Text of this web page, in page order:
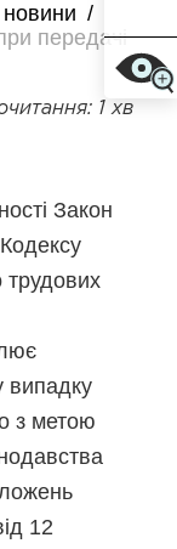
/
передачі
1 хв
Закон
трудових
випадку
з метою
12